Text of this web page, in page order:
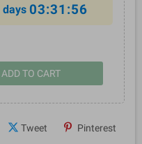
days 03:31:55
ADD TO CART
Tweet Pinterest